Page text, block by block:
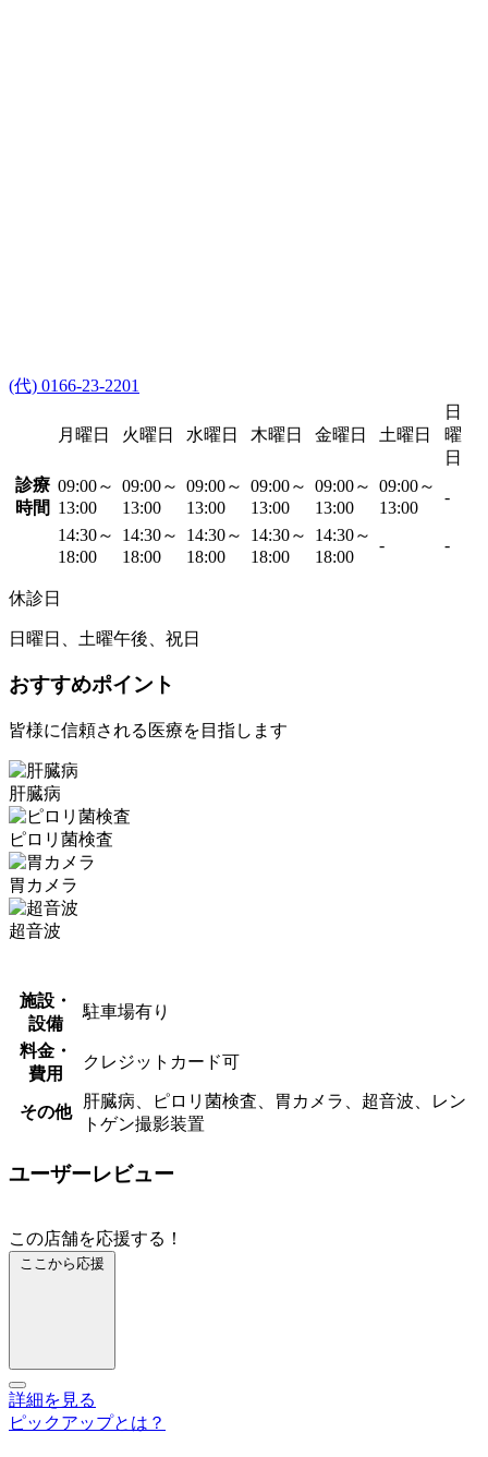
(代) 0166-23-2201
月曜日 火曜日 水曜日 木曜日 金曜日 土曜日
日
曜
日
診療
時間
09:00～
13:00
09:00～
13:00
09:00～
13:00
09:00～
13:00
09:00～
13:00
09:00～
13:00
-
14:30～
18:00
14:30～
18:00
14:30～
18:00
14:30～
18:00
14:30～
18:00
- -
休診日
日曜日、土曜午後、祝日
おすすめポイント
皆様に信頼される医療を目指します
肝臓病
ピロリ菌検査
胃カメラ
超音波
施設・
設備
駐車場有り
料金・
費用
クレジットカード可
その他
肝臓病、ピロリ菌検査、胃カメラ、超音波、レン
トゲン撮影装置
ユーザーレビュー
この店舗を応援する！
ここから応援
詳細を見る
ピックアップとは？